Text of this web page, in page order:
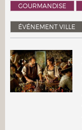
GOURMANDISE
ÉVÉNEMENT VILLE